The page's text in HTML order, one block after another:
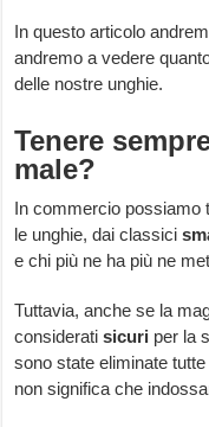
In questo articolo
andremo a vedere
delle nostre unghie.
Tenere
male?
In commercio possiamo
le unghie, dai classici
e chi più ne ha più ne
Tuttavia, anche se la
consideratisicuri per la
sono state eliminate
non significa che